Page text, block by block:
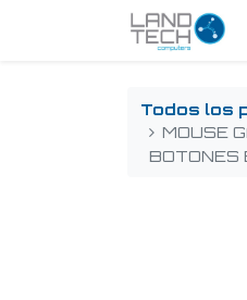
Todos los
MOUSE